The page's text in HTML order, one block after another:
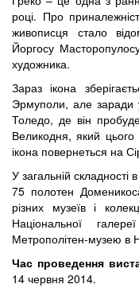
році. Про
живописця стало
Йоргосу
художника.
Зараз ікона
Эрмуполи, але заради
Толедо, де він
Великодня, який
ікона повернеться на
У загальній складності
75 полотен
різних музеїв і
Національної
Метрополітен-музею в
Час проведення
14 червня 2014.